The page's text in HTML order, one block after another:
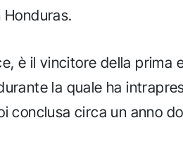
Honduras.
è il vincitore della prima
la quale ha
conclusa circa un anno